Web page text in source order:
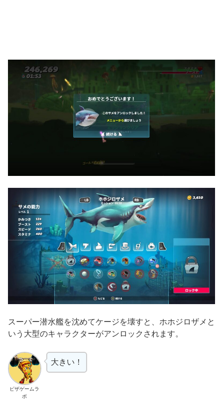
スーパー潜水艦を沈めてケージを壊すと、ホホジロザメと
いう大型のキャラクターがアンロックされます。
ピザゲームラ
ボ
大きい！